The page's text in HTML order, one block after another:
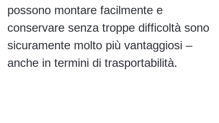
possono montare facilmente e
conservare senza troppe difficoltà sono
sicuramente molto più vantaggiosi –
anche in termini di trasportabilità.